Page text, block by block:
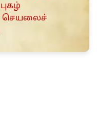
செயலைச்